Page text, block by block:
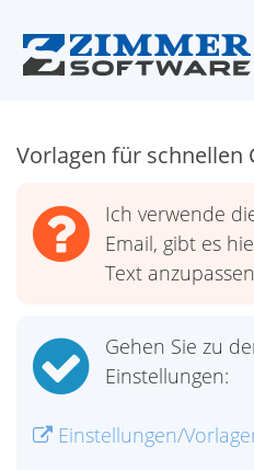
Vorlagen für schnellen
Ich verwende
Email, gibt es
Text
Gehen Sie zu
Einstellungen:
Einstellungen/